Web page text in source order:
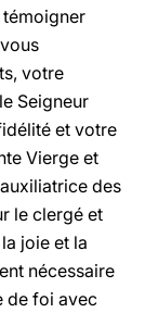
votre
Seigneur
et votre
Vierge et
des
le clergé et
joie et la
nécessaire
de foi avec